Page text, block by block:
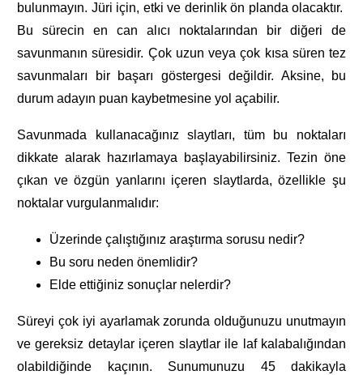
bulunmayın. Jüri için, etki ve derinlik ön planda olacaktır.
Bu sürecin en can alıcı noktalarından bir diğeri de
savunmanın süresidir. Çok uzun veya çok kısa süren tez
savunmaları bir başarı göstergesi değildir. Aksine, bu
durum adayın puan kaybetmesine yol açabilir.
Savunmada kullanacağınız slaytları, tüm bu noktaları
dikkate alarak hazırlamaya başlayabilirsiniz. Tezin öne
çıkan ve özgün yanlarını içeren slaytlarda, özellikle şu
noktalar vurgulanmalıdır:
Üzerinde çalıştığınız araştırma sorusu nedir?
Bu soru neden önemlidir?
Elde ettiğiniz sonuçlar nelerdir?
Süreyi çok iyi ayarlamak zorunda olduğunuzu unutmayın
ve gereksiz detaylar içeren slaytlar ile laf kalabalığından
olabildiğinde kaçının. Sunumunuzu 45 dakikayla